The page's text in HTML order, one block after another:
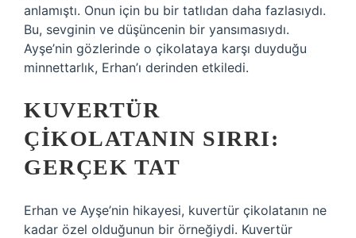
anlamıştı. Onun için bu bir tatlıdan daha fazlasıydı.
Bu, sevginin ve düşüncenin bir yansımasıydı.
Ayşe’nin gözlerinde o çikolataya karşı duyduğu
minnettarlık, Erhan’ı derinden etkiledi.
KUVERTÜR
ÇIKOLATANIN SIRRI:
GERÇEK TAT
Erhan ve Ayşe’nin hikayesi, kuvertür çikolatanın ne
kadar özel olduğunun bir örneğiydi. Kuvertür